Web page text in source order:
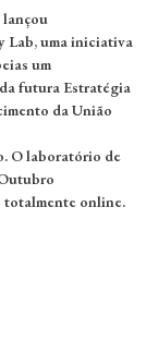
Lab, uma iniciativa
um
futura Estratégia
da União
O laboratório de
totalmente online.